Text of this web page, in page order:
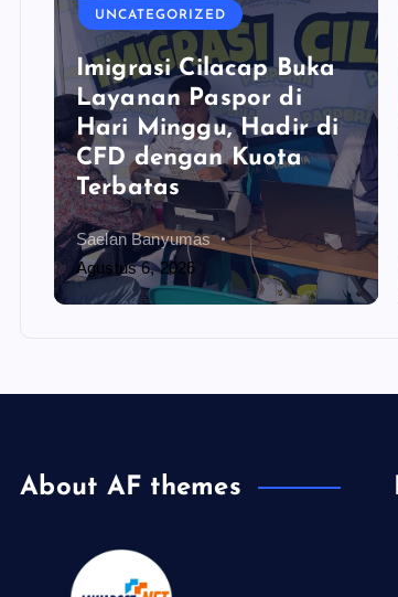
UNCATEGORIZED
Imigrasi Cilacap Buka
Layanan Paspor di
Hari Minggu, Hadir di
CFD dengan Kuota
Terbatas
Saelan Banyumas
Agustus 6, 2026
About AF themes